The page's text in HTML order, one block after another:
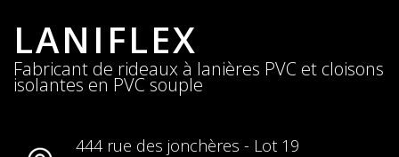
LANIFLEX
Fabricant de rideaux à lanières PVC et cloisons
isolantes en PVC souple
444 rue des jonchères - Lot 19